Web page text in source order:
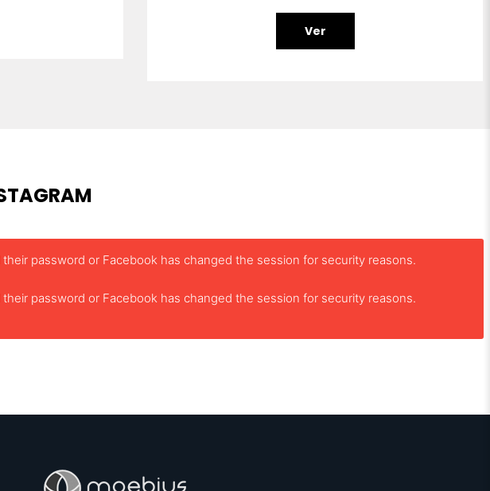
Ver
password or Facebook has changed the session for security reasons.
password or Facebook has changed the session for security reasons.